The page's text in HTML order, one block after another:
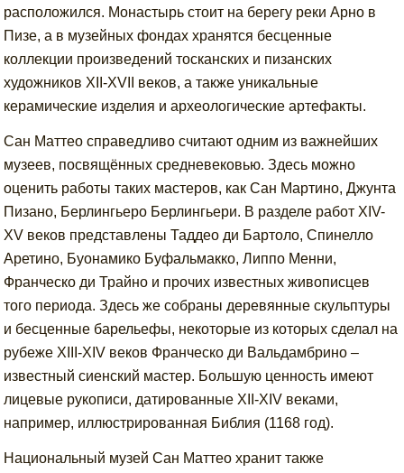
расположился. Монастырь стоит на берегу реки Арно в
Пизе, а в музейных фондах хранятся бесценные
коллекции произведений тосканских и пизанских
художников XII-XVII веков, а также уникальные
керамические изделия и археологические артефакты.
Сан Маттео справедливо считают одним из важнейших
музеев, посвящённых средневековью. Здесь можно
оценить работы таких мастеров, как Сан Мартино, Джунта
Пизано, Берлингьеро Берлингьери. В разделе работ XIV-
XV веков представлены Таддео ди Бартоло, Спинелло
Аретино, Буонамико Буфальмакко, Липпо Менни,
Франческо ди Трайно и прочих известных живописцев
того периода. Здесь же собраны деревянные скульптуры
и бесценные барельефы, некоторые из которых сделал на
рубеже XIII-XIV веков Франческо ди Вальдамбрино –
известный сиенский мастер. Большую ценность имеют
лицевые рукописи, датированные XII-XIV веками,
например, иллюстрированная Библия (1168 год).
Национальный музей Сан Маттео хранит также